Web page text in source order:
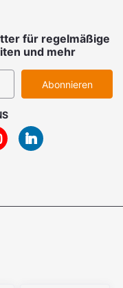
für regelmäßige
und mehr
Abonnieren